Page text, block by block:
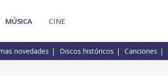
MÚSICA CINE
novedades Discos históricos Canciones